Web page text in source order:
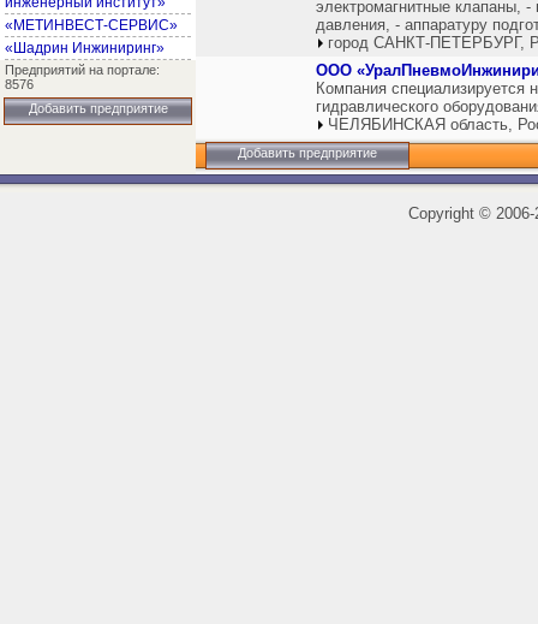
«МЕТИНВЕСТ-СЕРВИС»
«Шадрин Инжиниринг»
Предприятий на портале:
8576
Добавить предприятие
электромагнитные клапаны,
давления, - аппаратуру
город САНКТ-ПЕТЕРБУРГ,
ООО
Компания специализируется
гидравлического
ЧЕЛЯБИНСКАЯ область,
Добавить предприятие
Copyright ©